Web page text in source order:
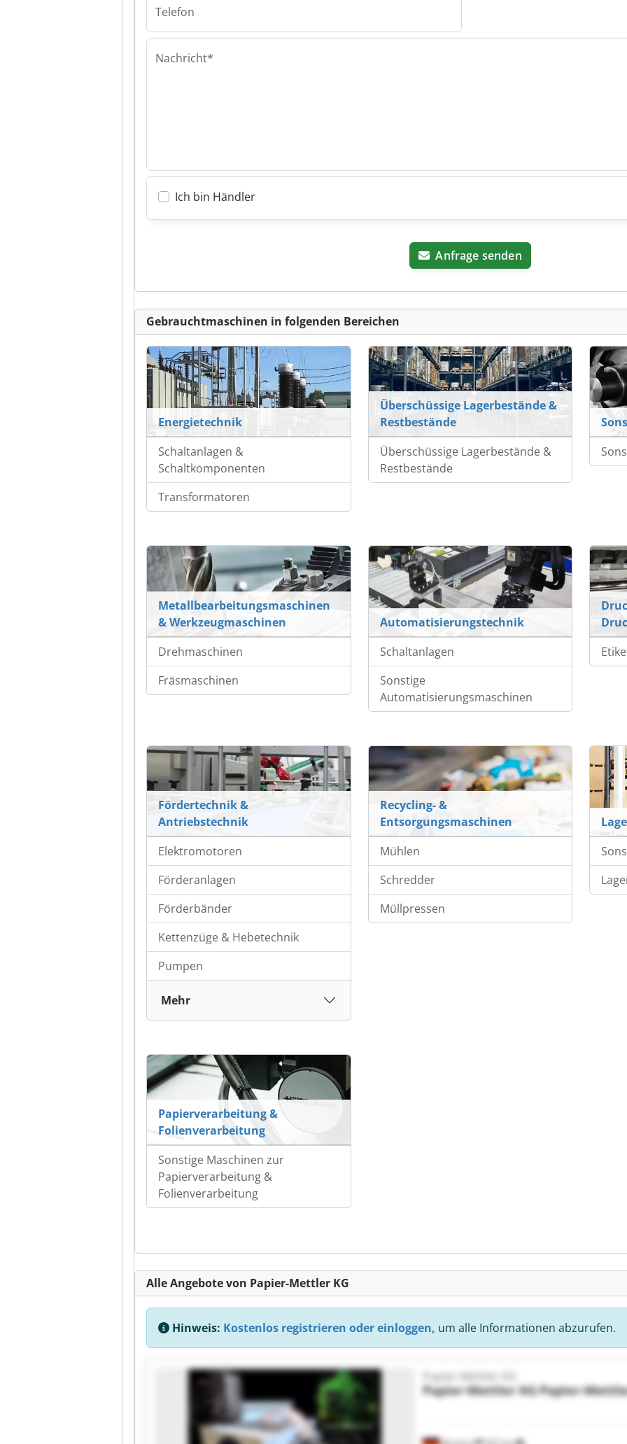
Telefon
Nachricht*
Ich bin Händler
Anfrage senden
Gebrauchtmaschinen in folgenden Bereichen
Energietechnik
Schaltanlagen &
Schaltkomponenten
Transformatoren
Überschüssige Lagerbestände &
Restbestände
Überschüssige Lagerbestände &
Restbestände
Metallbearbeitungsmaschinen
& Werkzeugmaschinen
Drehmaschinen
Fräsmaschinen
Automatisierungstechnik
Schaltanlagen
Sonstige
Automatisierungsmaschinen
Fördertechnik &
Antriebstechnik
Elektromotoren
Förderanlagen
Förderbänder
Kettenzüge & Hebetechnik
Pumpen
Mehr
Recycling- &
Entsorgungsmaschinen
Mühlen
Schredder
Müllpressen
Papierverarbeitung &
Folienverarbeitung
Sonstige Maschinen zur
Papierverarbeitung &
Folienverarbeitung
Alle Angebote von Papier-Mettler KG
Hinweis: Kostenlos registrieren oder einloggen, um alle Informationen abzurufen.
Papier-Mettler KG
Papier-Mettler KGPapier-